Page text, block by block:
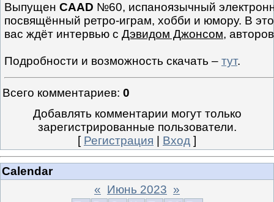
Выпущен CAAD №60, испаноязычный
посвящённый ретро-играм, хобби и юмору. В
вас ждёт интервью с Дэвидом Джонсом,
Подробности и возможность скачать – тут.
Всего комментариев: 0
Добавлять комментарии могут только
зарегистрированные пользователи.
[ Регистрация Вход ]
Calendar
« Июнь 2023 »